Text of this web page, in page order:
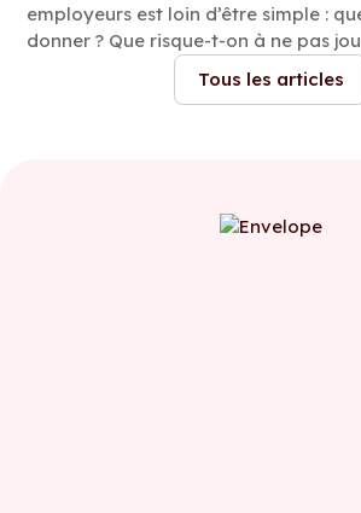
employeurs est loin d’être simple :
donner ? Que risque-t-on à ne pas
fourchette resserrée ? Trois experts
Tous les articles